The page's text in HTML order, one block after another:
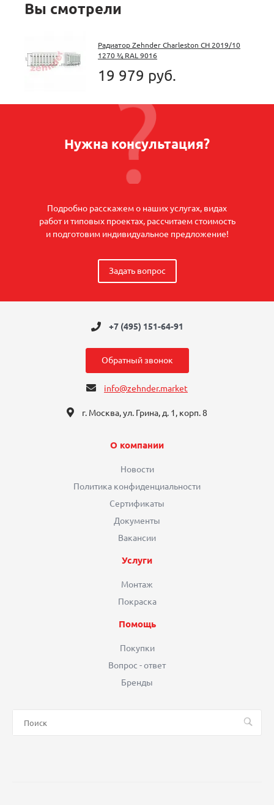
Вы смотрели
Радиатор Zehnder Charleston CH 2019/10
1270 ¾ RAL 9016
19 979 руб.
Нужна консультация?
Подробно расскажем о наших услугах, видах
работ и типовых проектах, рассчитаем стоимость
и подготовим индивидуальное предложение!
Задать вопрос
+7 (495) 151-64-91
Обратный звонок
info@zehnder.market
г. Москва, ул. Грина, д. 1, корп. 8
О компании
Новости
Политика конфиденциальности
Сертификаты
Документы
Вакансии
Услуги
Монтаж
Покраска
Помощь
Покупки
Вопрос - ответ
Бренды